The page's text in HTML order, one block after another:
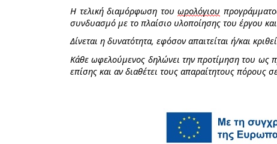
Η τελική διαμόρφωση τουωρολόγιου
συνδυασμό με το πλαίσιο υλοποίησης του έργου
Δίνεται η δυνατότητα, εφόσον απαιτείται ή/και
Κάθε ωφελούμενος δηλώνει την προτίμηση του ως
επίσης και αν διαθέτει τους απαραίτητους